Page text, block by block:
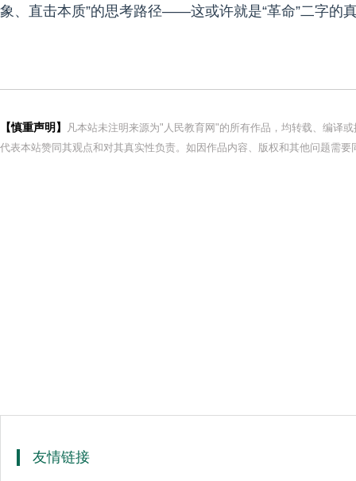
象、直击本质”的思考路径——这或许就是“革命”二字的
【慎重声明】
凡本站未注明来源为"人民教育网"的所有作品，均转载、编译
代表本站赞同其观点和对其真实性负责。如因作品内容、版权和其他问题需
友情链接